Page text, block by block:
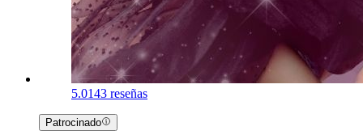
5.0143 reseñas
Patrocinado